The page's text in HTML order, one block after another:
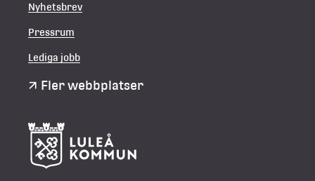
Nyhetsbrev
Pressrum
Lediga jobb
Fler webbplatser